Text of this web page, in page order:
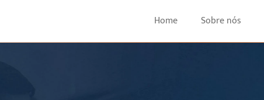
Home Sobre nós